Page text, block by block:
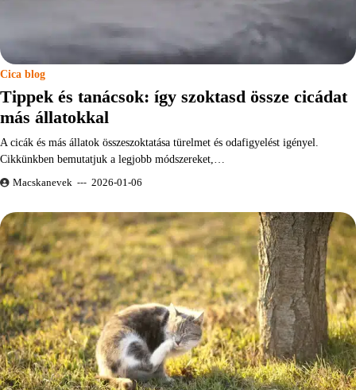
Cica blog
Tippek és tanácsok: így szoktasd össze cicádat
más állatokkal
A cicák és más állatok összeszoktatása türelmet és odafigyelést igényel.
Cikkünkben bemutatjuk a legjobb módszereket,…
Macskanevek 2026-01-06